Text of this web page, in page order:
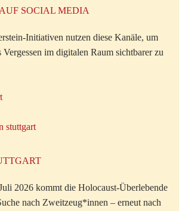
SOCIAL MEDIA
Initiativen nutzen diese Kanäle, um
im digitalen Raum sichtbarer zu
stuttgart
2026 kommt die Holocaust-Überlebende
nach Zweitzeug*innen – erneut nach